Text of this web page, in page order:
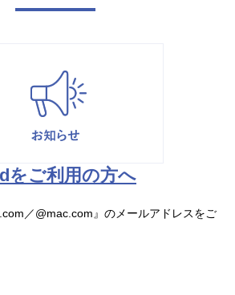
をご利用の方へ
／@mac.com』のメールアドレスをご